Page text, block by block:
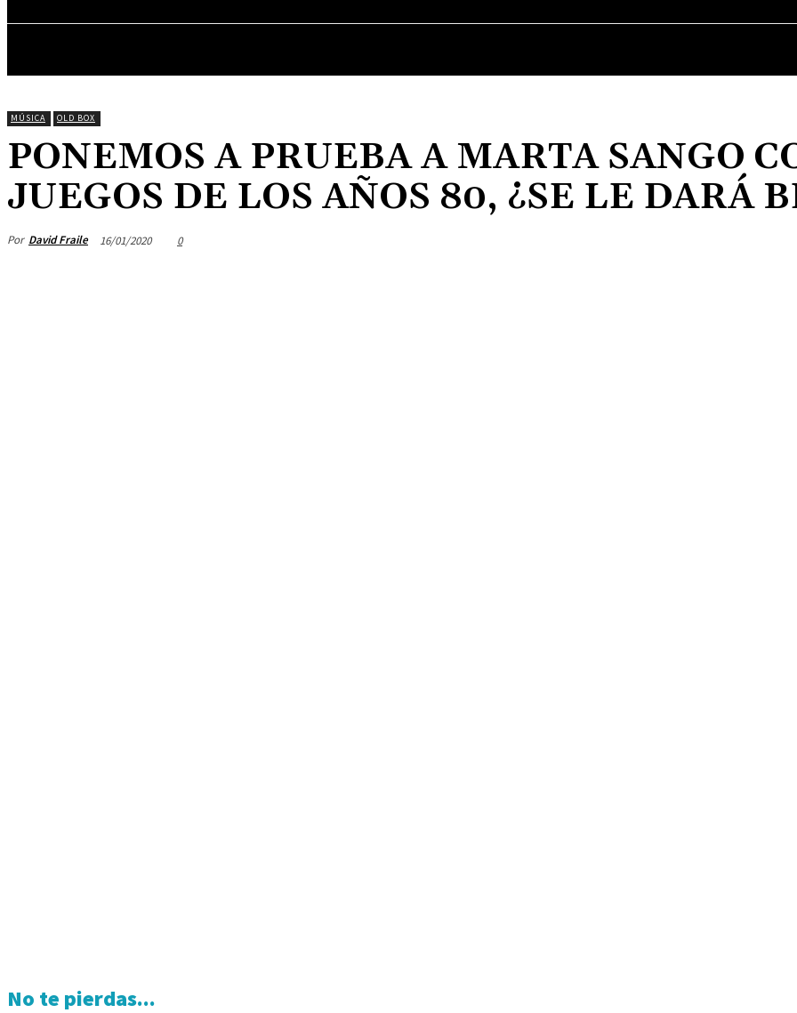
MÚSICA OLD BOX
PONEMOS A PRUEBA A MARTA SANGO
JUEGOS DE LOS AÑOS 80, ¿SE LE DARÁ
Por David Fraile 16/01/2020 0
No te pierdas...